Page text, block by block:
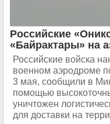
Российские
«Байрактары» на
Российские войска
военном аэродроме
3 мая, сообщили в
помощью
уничтожен
для доставки на